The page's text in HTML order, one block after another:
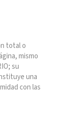
total o
mismo
su
una
con las